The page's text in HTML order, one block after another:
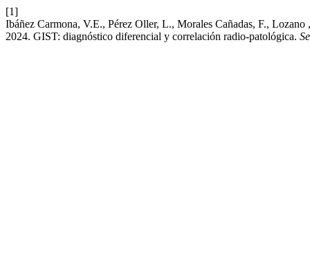
[1]
Ibáñez Carmona, V.E., Pérez Oller, L., Morales Cañadas, F.,
2024. GIST: diagnóstico diferencial y correlación radio-patológica.